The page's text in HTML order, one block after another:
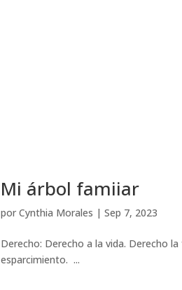
Mi árbol famiiar
porCynthia Morales |Sep 7, 2023
Derecho: Derecho a la vida. Derecho
esparcimiento. ...